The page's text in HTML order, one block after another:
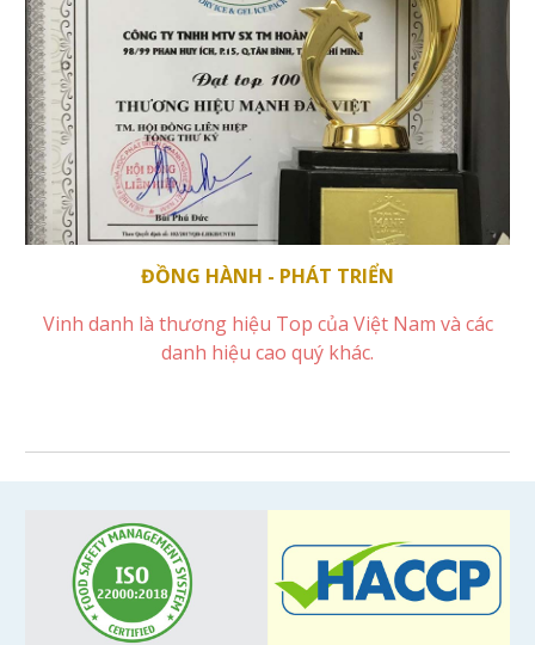
ĐỒNG HÀNH - PHÁT TRIỂN
Vinh danh là thương hiệu Top của Việt Nam và các
danh hiệu cao quý khác.